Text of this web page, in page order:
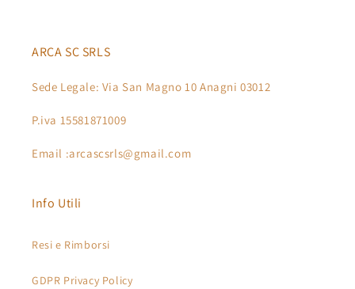
ARCA SC SRLS
Sede Legale: Via San Magno 10 Anagni 03012
P.iva 15581871009
Email :arcascsrls@gmail.com
Info Utili
Resi e Rimborsi
GDPR Privacy Policy